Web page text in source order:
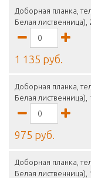
Доборная планка,
Белая
1 135 руб.
Доборная планка,
Белая
975 руб.
Доборная планка,
Белая